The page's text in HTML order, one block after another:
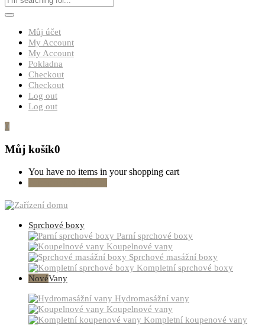
Můj účet
My Account
My Account
Pokladna
Checkout
Checkout
Log out
Log out
0
Můj košík0
You have no items in your shopping cart
Sprchové boxy
Parní sprchové boxy
Koupelnové vany
Sprchové masážní boxy
Kompletní sprchové boxy
NovéVany
Hydromasážní vany
Koupelnové vany
Kompletní koupenové vany